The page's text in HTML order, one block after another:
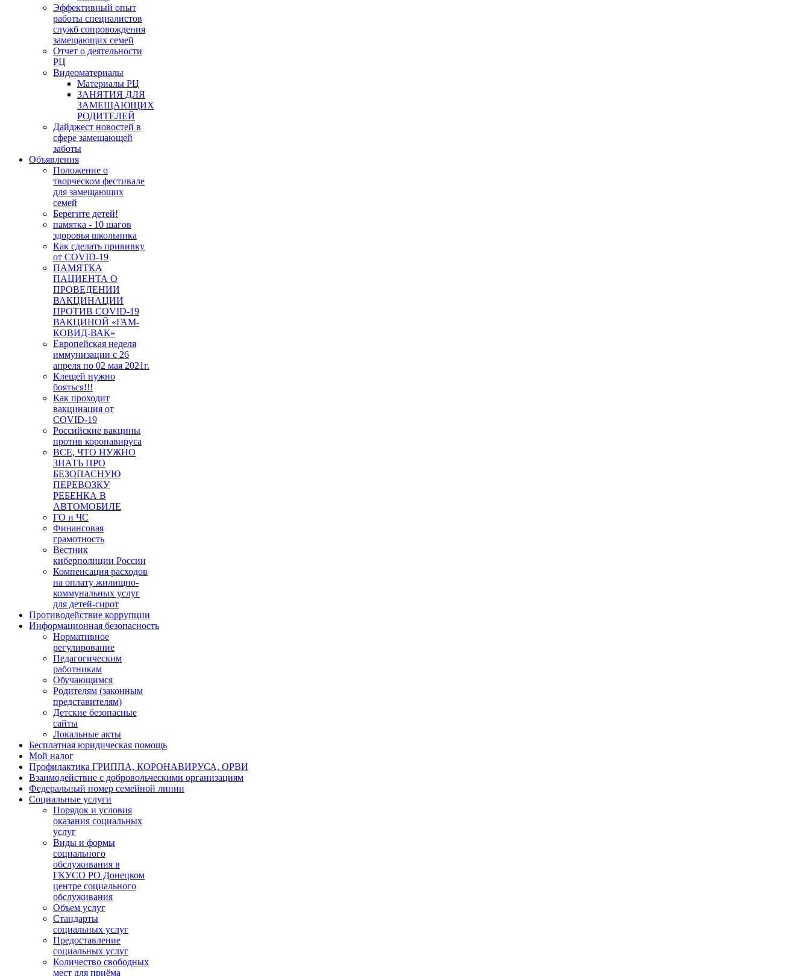
Эффективный опыт
работы специалистов
служб сопровождения
замещающих семей
Отчет о деятельности
РЦ
Видеоматериалы
Материалы РЦ
ЗАНЯТИЯ ДЛЯ
ЗАМЕЩАЮЩИХ
РОДИТЕЛЕЙ
Дайджест новостей в
сфере замещающей
заботы
Объявления
Положение о
творческом фестивале
для замещающих
семей
Берегите детей!
памятка - 10 шагов
здоровья школьника
Как сделать прививку
от COVID-19
ПАМЯТКА
ПАЦИЕНТА О
ПРОВЕДЕНИИ
ВАКЦИНАЦИИ
ПРОТИВ COVID-19
ВАКЦИНОЙ «ГАМ-
КОВИД-ВАК»
Европейская неделя
иммунизации с 26
апреля по 02 мая 2021г.
Клещей нужно
бояться!!!
Как проходит
вакцинация от
COVID-19
Российские вакцины
против коронавируса
ВСЕ, ЧТО НУЖНО
ЗНАТЬ ПРО
БЕЗОПАСНУЮ
ПЕРЕВОЗКУ
РЕБЕНКА В
АВТОМОБИЛЕ
ГО и ЧС
Финансовая
грамотность
Вестник
киберполиции России
Компенсация расходов
на оплату жилищно-
коммунальных услуг
для детей-сирот
Противодействие коррупции
Информационная безопасность
Нормативное
регулирование
Педагогическим
работникам
Обучающимся
Родителям (законным
представителям)
Детские безопасные
сайты
Локальные акты
Бесплатная юридическая помощь
Мой налог
Профилактика ГРИППА, КОРОНАВИРУСА, ОРВИ
Взаимодействие с добровольческими организациям
Федеральный номер семейной линии
Социальные услуги
Порядок и условия
оказания социальных
услуг
Виды и формы
социального
обслуживания в
ГКУСО РО Донецком
центре социального
обслуживания
Объем услуг
Стандарты
социальных услуг
Предоставление
социальных услуг
Количество свободных
мест для приёма